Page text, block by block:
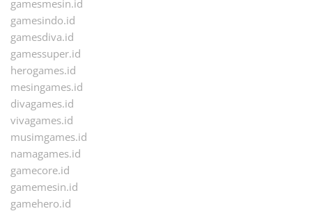
gamesmesin.id
gamesindo.id
gamesdiva.id
gamessuper.id
herogames.id
mesingames.id
divagames.id
vivagames.id
musimgames.id
namagames.id
gamecore.id
gamemesin.id
gamehero.id